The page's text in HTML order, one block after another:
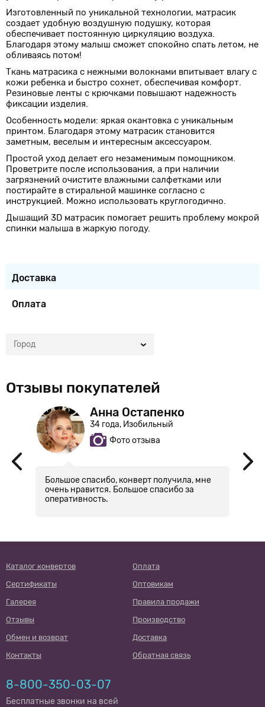
Изготовленный по уникальной технологии, матрасик
создает удобную воздушную подушку, которая
обеспечивает постоянную циркуляцию воздуха.
Благодаря этому малыш сможет спокойно спать летом, не
обливаясь потом!
Ткань матрасика с нежными волокнами впитывает влагу с
кожи ребенка и быстро сохнет, обеспечивая комфорт.
Резиновые ленты с крючками повышают надежность
фиксации изделия.
Особенность модели: яркая окантовка с уникальным
принтом. Благодаря этому матрасик становится
заметным, веселым и интересным аксессуаром.
Простой уход делает его незаменимым помощником.
Проветрите после использования, а при наличии
загрязнений очистите влажными салфетками или
постирайте в стиральной машинке согласно с
инструкцией. Можно использовать круглогодично.
Дышащий 3D матрасик помогает решить проблему мокрой
спинки малыша в жаркую погоду.
Доставка
Оплата
Город
Отзывы покупателей
Анна Остапенко
34 года, Изобильный
Фото отзыва
Большое спасибо, конверт получила, мне
очень нравится. Большое спасибо за
оперативность.
Каталог конвертов
Оплата
Сертификаты
Оптовикам
Галерея
Правила продажи
Отзывы
Производство
Обмен и возврат
Доставка
Контакты
Обратная связь
8-800-350-03-07
Бесплатные звонки на всей